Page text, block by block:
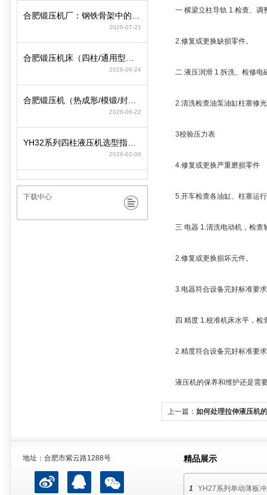
一 横梁立柱导轨 1.检查、调
2.修复或更换缺损零件。
二 液压润滑 1.拆洗、检修电
2.清洗检查油泵油缸柱塞修光
3校验压力表
4.修复或更换严重磨损零件
5.开车检查各油缸、柱塞运行
三 电器 1.清洗电动机，检查
2.修复或更换损坏元件。
3.电器符合设备完好标准要
四 精度 1.校准机床水平，检
2.精度符合设备完好标准要
液压机的保养和维护还是需要
上一篇：如何处理拉伸液压机
2026-07-21
2026-06-24
2026-06-22
2026-02-06
下载中心
地址：合肥市紫云路1288号 精品展示
YH27系列单动薄板